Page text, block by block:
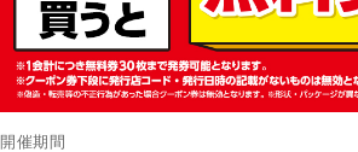
開催期間